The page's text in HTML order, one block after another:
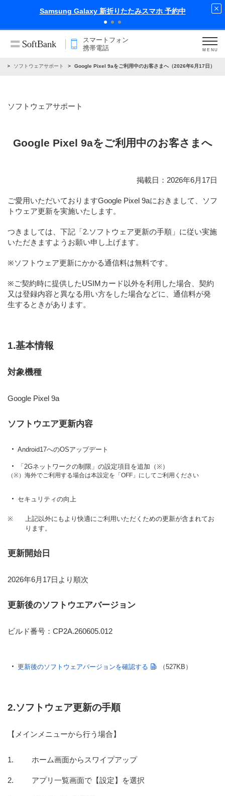
iPhone 17 Pro 発売中
スマートフォン
携帯電話
MENU
ソフトウェアサポート Google Pixel 9aをご利用中のお客さまへ（2026年6月17日）
ソフトウェアサポート
Google Pixel 9aをご利用中のお客さまへ
掲載日：2026年6月17日
ご愛用いただいておりますGoogle Pixel 9aにおきまして、ソフ
トウェア更新を実施いたします。
つきましては、下記「2.ソフトウェア更新の手順」に従い実施
いただきますようお願い申し上げます。
※ソフトウェア更新にかかる通信料は無料です。
※ご契約時に提供したUSIMカード以外を利用した場合、契約
又は登録内容と異なる用い方をした場合などに、通信料が発
生するときがあります。
1.基本情報
対象機種
Google Pixel 9a
ソフトウエア更新内容
Android17へのOSアップデート
「2Gネットワークの制限」の設定項目を追加（※）
（※）海外でご利用する場合は本設定を「OFF」にしてご利用ください
セキュリティの向上
※
上記以外にもより快適にご利用いただくための更新が含まれてお
ります。
更新開始日
2026年6月17日より順次
更新後のソフトウエアバージョン
ビルド番号：CP2A.260605.012
更新後のソフトウェアバージョンを確認する （527KB）
2.ソフトウェア更新の手順
【メインメニューから行う場合】
ホーム画面からスワイプアップ
アプリ一覧画面で【設定】を選択